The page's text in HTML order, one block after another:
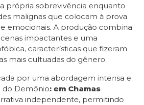
própria sobrevivência enquanto
malignas que colocam à prova
emocionais. A produção combina
impactantes e uma
características que fizeram
mais cultuadas do gênero.
por uma abordagem intensa e
do Demônio: em Chamas
independente, permitindo